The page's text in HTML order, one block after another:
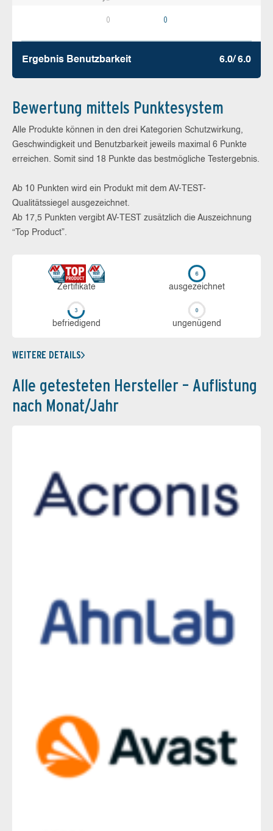
0 0
Ergebnis Benutz­barkeit 6.0/ 6.0
Bewertung mittels Punktesystem
Alle Produkte können in den drei Kategorien Schutzwirkung,
Geschwindigkeit und Benutzbarkeit jeweils maximal 6 Punkte
erreichen. Somit sind 18 Punkte das bestmögliche Testergebnis.
Ab 10 Punkten wird ein Produkt mit dem AV-TEST-
Qualitätssiegel ausgezeichnet.
Ab 17,5 Punkten vergibt AV-TEST zusätzlich die Auszeichnung
“Top Product”.
Zerti­fikate aus­ge­zeich­net
be­frie­di­gend un­ge­nü­gend
WEITERE DETAILS
Alle getesteten Hersteller – Auflistung
nach Monat/Jahr